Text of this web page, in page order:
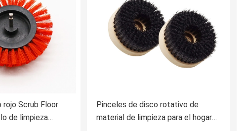
rojo Scrub Floor
de limpieza
Pinceles de disco rotativo de
material de limpieza para el hogar